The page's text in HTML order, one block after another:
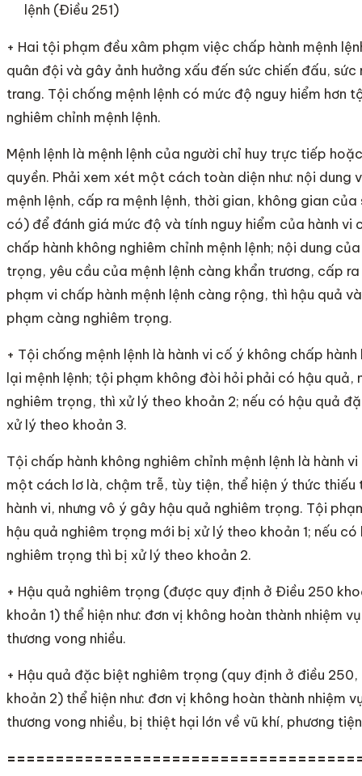
lệnh (Điều 251)
+ Hai tội phạm đều xâm phạm việc chấp hành mệnh
quân đội và gây ảnh hưởng xấu đến sức chiến đấu,
trang. Tội chống mệnh lệnh có mức độ nguy hiểm hơn
nghiêm chỉnh mệnh lệnh.
Mệnh lệnh là mệnh lệnh của người chỉ huy trực tiếp
quyền. Phải xem xét một cách toàn diện như: nội dung
mệnh lệnh, cấp ra mệnh lệnh, thời gian, không gian của
có) để đánh giá mức độ và tính nguy hiểm của hành vi
chấp hành không nghiêm chỉnh mệnh lệnh; nội dung
trọng, yêu cầu của mệnh lệnh càng khẩn trương, cấp
phạm vi chấp hành mệnh lệnh càng rộng, thì hậu quả
phạm càng nghiêm trọng.
+ Tội chống mệnh lệnh là hành vi cố ý không chấp
lại mệnh lệnh; tội phạm không đòi hỏi phải có hậu quả,
nghiêm trọng, thì xử lý theo khoản 2; nếu có hậu quả
xử lý theo khoản 3.
Tội chấp hành không nghiêm chỉnh mệnh lệnh là hành
một cách lơ là, chậm trễ, tùy tiện, thể hiện ý thức thiếu
hành vi, nhưng vô ý gây hậu quả nghiêm trọng. Tội
hậu quả nghiêm trọng mới bị xử lý theo khoản 1; nếu
nghiêm trọng thì bị xử lý theo khoản 2.
+ Hậu quả nghiêm trọng (được quy định ở Điều 250
khoản 1) thể hiện như: đơn vị không hoàn thành nhiệm
thương vong nhiều.
+ Hậu quả đặc biệt nghiêm trọng (quy định ở điều 250,
khoản 2) thể hiện như: đơn vị không hoàn thành nhiệm
thương vong nhiều, bị thiệt hại lớn về vũ khí, phương